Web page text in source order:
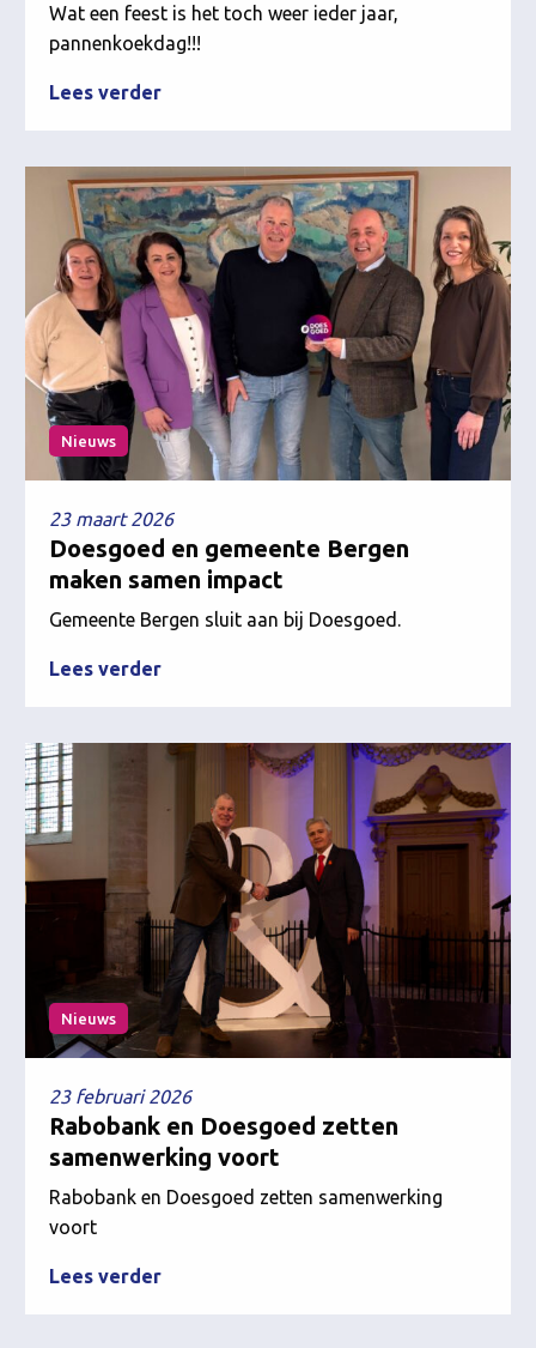
Wat een feest is het toch weer ieder jaar,
pannenkoekdag!!!
Lees verder
Nieuws
23 maart 2026
Doesgoed en gemeente Bergen
maken samen impact
Gemeente Bergen sluit aan bij Doesgoed.
Lees verder
Nieuws
23 februari 2026
Rabobank en Doesgoed zetten
samenwerking voort
Rabobank en Doesgoed zetten samenwerking
voort
Lees verder